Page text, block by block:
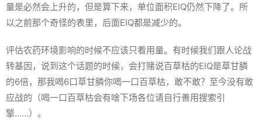
量是必然会上升的，但是算下来，单位面积EIQ仍然下降了。所
以之前那个奇怪的表里，后面EIQ都是减少的。
评估农药环境影响的时候不应该只看用量。有时候我们跟人论战
转基因，说到这个话题的时候，会打赌说百草枯的EIQ是草甘膦
的6倍，那我喝6口草甘膦你喝一口百草枯，敢不敢？至今没有敢
应战的（喝一口百草枯会有啥下场各位请自行善用搜索引
擎……）。